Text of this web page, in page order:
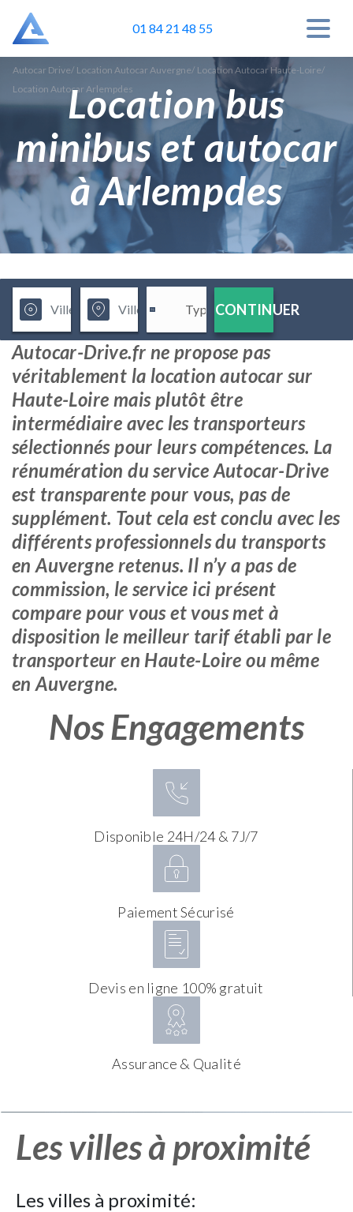
01 84 21 48 55
Autocar Drive/ Location Autocar Auvergne/ Location Autocar Haute-Loire/
Location Autocar Arlempdes
Location bus
minibus et autocar
à Arlempdes
CONTINUER
Autocar-Drive.fr ne propose pas
véritablement la location autocar sur
Haute-Loire mais plutôt être
intermédiaire avec les transporteurs
sélectionnés pour leurs compétences. La
rénumération du service Autocar-Drive
est transparente pour vous, pas de
supplément. Tout cela est conclu avec les
différents professionnels du transports
en Auvergne retenus. Il n’y a pas de
commission, le service ici présent
compare pour vous et vous met à
disposition le meilleur tarif établi par le
transporteur en Haute-Loire ou même
en Auvergne.
Nos Engagements
Disponible 24H/24 & 7J/7
Paiement Sécurisé
Devis en ligne 100% gratuit
Assurance & Qualité
Les villes à proximité
Les villes à proximité: